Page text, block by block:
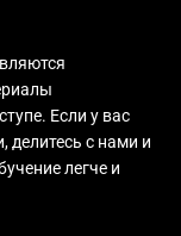
Если у вас
делитесь с нами и
легче и